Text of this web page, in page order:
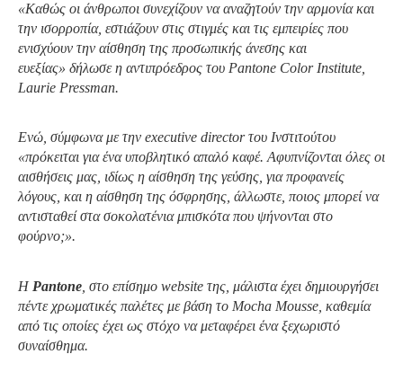
«Καθώς οι άνθρωποι συνεχίζουν να αναζητούν την αρμονία και
την ισορροπία, εστιάζουν στις στιγμές και τις εμπειρίες που
ενισχύουν την αίσθηση της προσωπικής άνεσης και
ευεξίας» δήλωσε η αντιπρόεδρος του Pantone Color Institute,
Laurie Pressman.
Ενώ, σύμφωνα με την executive directorτου Ινστιτούτου
«πρόκειται για ένα υποβλητικό απαλό καφέ. Αφυπνίζονται όλες οι
αισθήσεις μας, ιδίως η αίσθηση της γεύσης, για προφανείς
λόγους, και η αίσθηση της όσφρησης, άλλωστε, ποιος μπορεί να
αντισταθεί στα σοκολατένια μπισκότα που ψήνονται στο
φούρνο;».
Η Pantone , στο επίσημο website της, μάλιστα έχει δημιουργήσει
πέντε χρωματικές παλέτες με βάση το Mocha Mousse, καθεμία
από τις οποίες έχει ως στόχο να μεταφέρει ένα ξεχωριστό
συναίσθημα.